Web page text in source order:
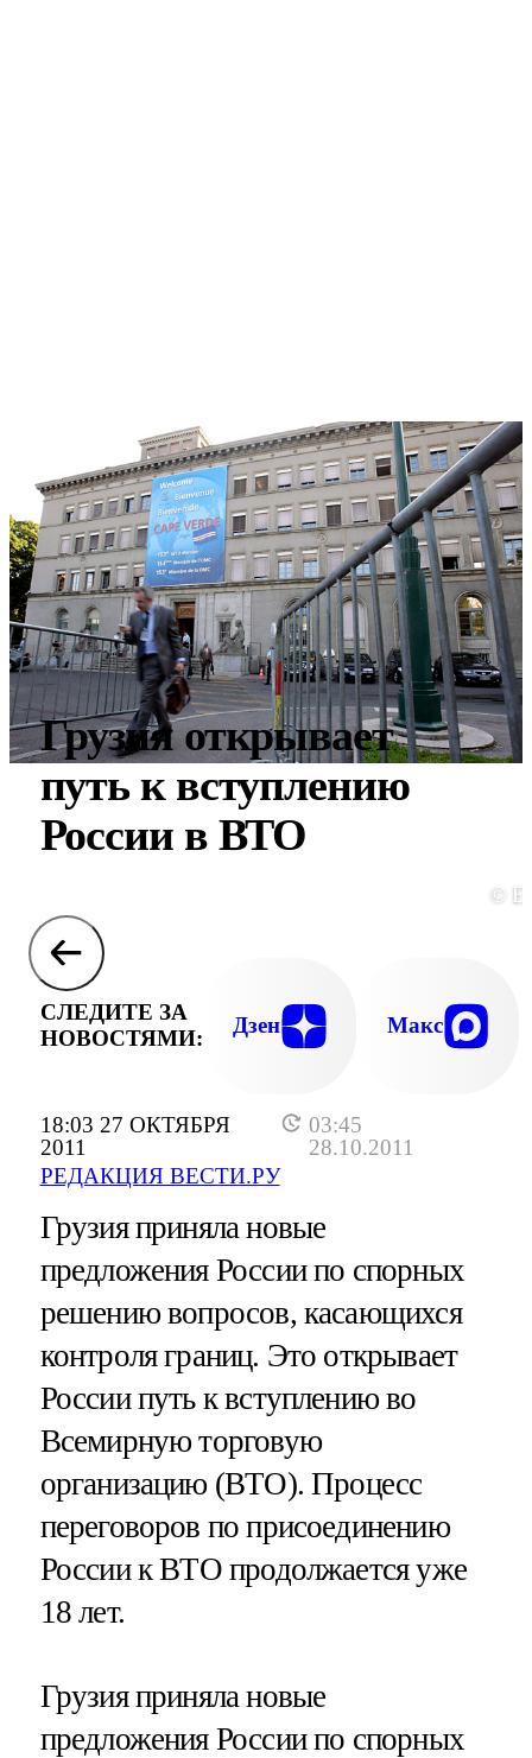
18:03 27 ОКТЯБРЯ
2011
03:45
28.10.2011
РЕДАКЦИЯ ВЕСТИ.РУ
Грузия открывает
путь к вступлению
России в ВТО
©
СЛЕДИТЕ ЗА
НОВОСТЯМИ:
Дзен Макс
Грузия приняла новые
предложения России по спорных
решению вопросов, касающихся
контроля границ. Это открывает
России путь к вступлению во
Всемирную торговую
организацию (ВТО). Процесс
переговоров по присоединению
России к ВТО продолжается уже
18 лет.
Грузия приняла новые
предложения России по спорных